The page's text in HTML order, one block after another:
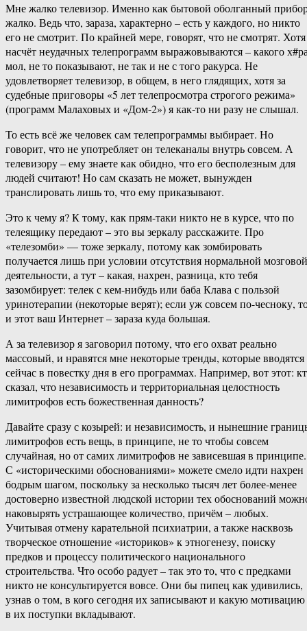
Мне жалко телевизор. Именно как бытовой оболганный
жалко. Ведь что, зараза, характерно – есть у каждого, но никто
его не смотрит. По крайней мере, говорят, что не смотрят. Хотя
насчёт неудачных телепрограмм выражовываются – какого
мол, не то показывают, не так и не с того ракурса. Не
удовлетворяет телевизор, в общем, в него глядящих, хотя за
судебные приговоры «5 лет телепросмотра строгого режима»
(программ Малаховых и «Дом-2») я как-то ни разу не слышал.
То есть всё же человек сам телепрограммы выбирает. Но
говорит, что не употребляет он телеканалы внутрь совсем. А
телевизору – ему знаете как обидно, что его бесполезным для
людей считают! Но сам сказать не может, вынужден
транслировать лишь то, что ему приказывают.
Это к чему я? К тому, как прям-таки никто не в курсе, что по
телеящику передают – это вы зеркалу расскажите. Про
«телезомби» — тоже зеркалу, потому как зомбировать
получается лишь при условии отсутствия нормальной мозговой
деятельности, а тут – какая, нахрен, разница, кто тебя
зазомбирует: телек с кем-нибудь или баба Клава с пользой
уринотерапии (некоторые верят); если уж совсем по-чесноку,
и этот ваш Интернет – зараза куда большая.
А за телевизор я заговорил потому, что его охват реально
массовый, и нравятся мне некоторые тренды, которые вводятся
сейчас в повестку дня в его программах. Например, вот этот:
сказал, что независимость и территориальная целостность
лимитрофов есть божественная данность?
Давайте сразу с козырей: и независимость, и нынешние
лимитрофов есть вещь, в принципе, не то чтобы совсем
случайная, но от самих лимитрофов не зависевшая в принципе.
С «историческими обоснованиями» можете смело идти нахрен
бодрым шагом, поскольку за несколько тысяч лет более-менее
достоверно известной людской истории тех обоснований
наковырять устрашающее количество, причём – любых.
Учитывая отмену карательной психиатрии, а также насквозь
творческое отношение «историков» к этногенезу, поиску
предков и процессу политического национального
строительства. Что особо радует – так это то, что с предками
никто не консультируется вовсе. Они бы пипец как удивились,
узнав о том, в кого сегодня их записывают и какую мотивацию
в их поступки вкладывают.